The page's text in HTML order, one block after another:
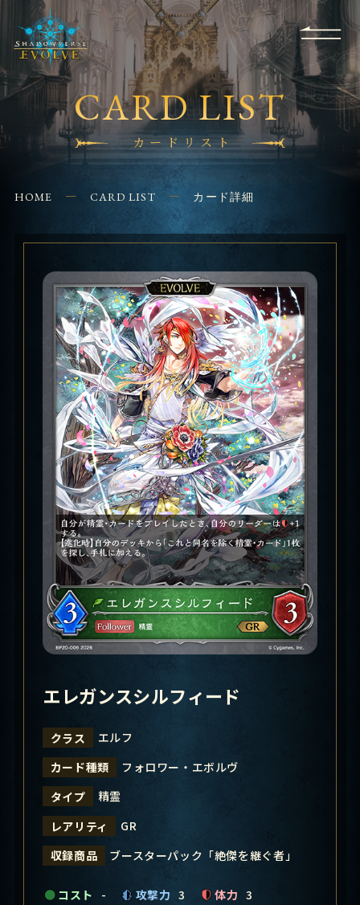
Q&A
EVENT SHOPS
FOR
BEGINNERS
APPLICATION
CONTACT
CARD LIST
カードリスト
HOME CARD LIST カード詳細
エレガンスシルフィード
クラス
エルフ
カード種類
フォロワー・エボルヴ
タイプ
精霊
レアリティ
GR
収録商品
ブースターパック「絶傑を継ぐ者」
コスト - 攻撃力 3 体力 3